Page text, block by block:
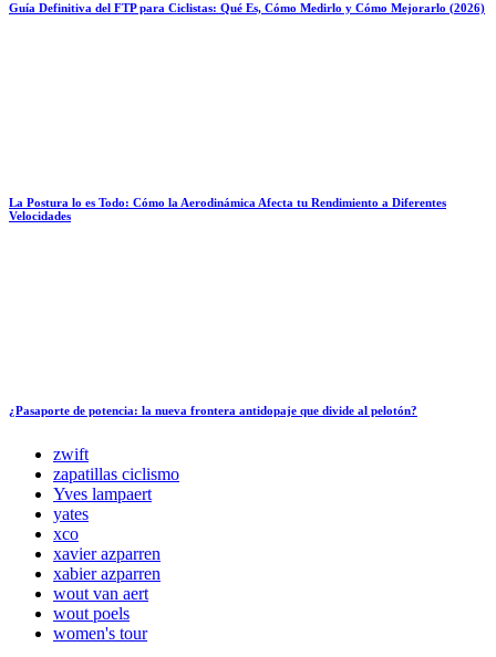
Guía Definitiva del FTP para Ciclistas: Qué Es, Cómo Medirlo y Cómo Mejorarlo (2026)
La Postura lo es Todo: Cómo la Aerodinámica Afecta tu Rendimiento a Diferentes
Velocidades
¿Pasaporte de potencia: la nueva frontera antidopaje que divide al pelotón?
zwift
zapatillas ciclismo
Yves lampaert
yates
xco
xavier azparren
xabier azparren
wout van aert
wout poels
women's tour